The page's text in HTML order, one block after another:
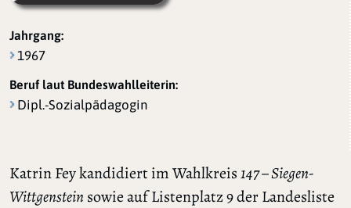
Jahrgang:
1967
Beruf laut Bundeswahlleiterin:
Dipl.-Sozialpädagogin
Katrin Fey kandidiert im Wahlkreis147 – Siegen-
Wittgenstein sowie auf Listenplatz 9 der Landesliste